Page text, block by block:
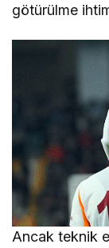
götürülme
Ancak teknik